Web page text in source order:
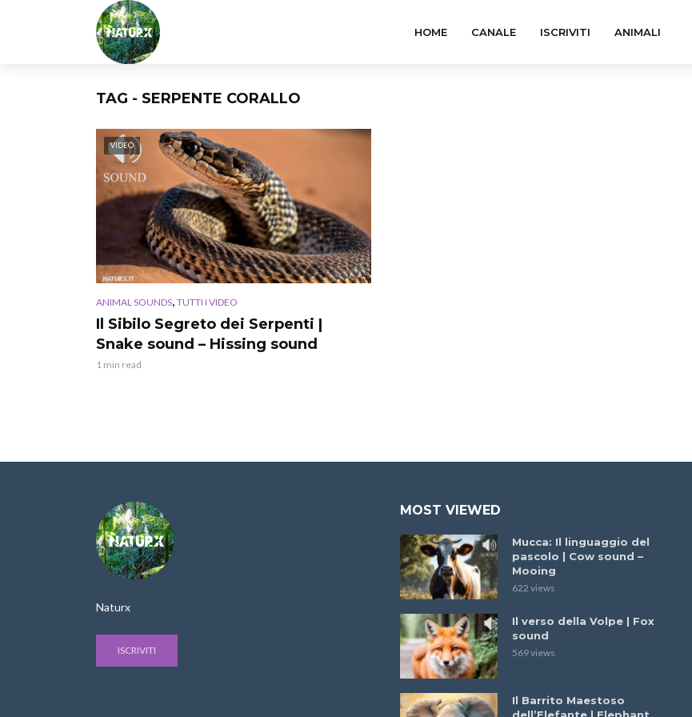
HOME CANALE ISCRIVITI ANIMALI
TAG - SERPENTE CORALLO
VIDEO
ANIMAL SOUNDS, TUTTI I VIDEO
Il Sibilo Segreto dei Serpenti |
Snake sound – Hissing sound
1 min read
Naturx
ISCRIVITI
MOST VIEWED
Mucca: Il linguaggio del
pascolo | Cow sound –
Mooing
622 views
Il verso della Volpe | Fox
sound
569 views
Il Barrito Maestoso